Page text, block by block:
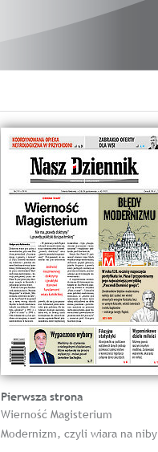
Pierwsza strona
Wierność Magisterium
Modernizm, czyli wiara na niby